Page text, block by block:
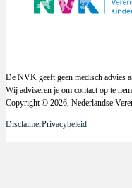
De NVK geeft geen medisch advies
Wij adviseren je om contact op te
Copyright © 2026, Nederlandse
DisclaimerPrivacybeleid